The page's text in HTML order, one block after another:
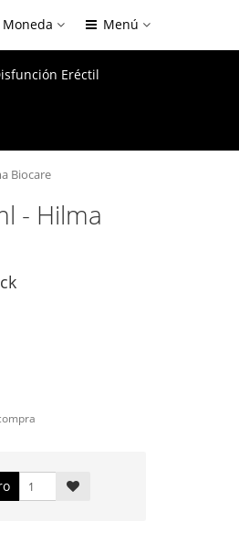
Moneda Menú
Eréctil
Biocare
- Hilma